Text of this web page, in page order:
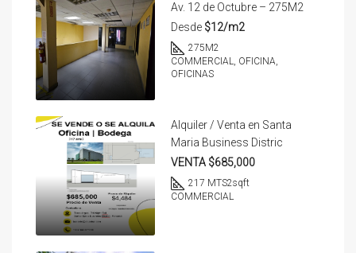
Av. 12 de Octubre – 275M2
Desde $12/m2
275M2
COMMERCIAL, OFICINA,
OFICINAS
Alquiler / Venta en Santa
Maria Business Distric
VENTA $685,000
217 MTS2sqft
COMMERCIAL